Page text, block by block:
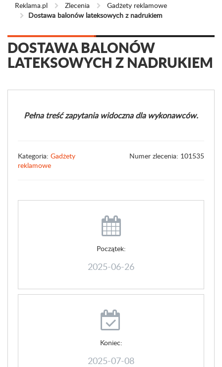
Reklama.pl Zlecenia
Gadżety reklamowe
Dostawa balonów lateksowych z nadrukiem
DOSTAWA BALONÓW
LATEKSOWYCH Z NADRUKIEM
Pełna treść zapytania widoczna dla wykonawców.
Kategoria: Gadżety
reklamowe
Numer zlecenia: 101535
Początek:
2025-06-26
Koniec:
2025-07-08